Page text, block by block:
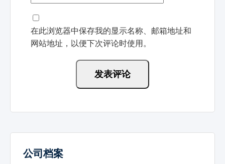
在此浏览器中保存我的显示名称、邮箱地址和
网站地址，以便下次评论时使用。
公司档案